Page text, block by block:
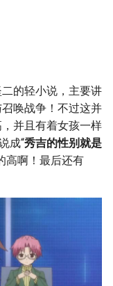
的轻小说，主要讲
唤战争！不过这并
并且有着女孩一样
成“秀吉的性别就是
高啊！最后还有